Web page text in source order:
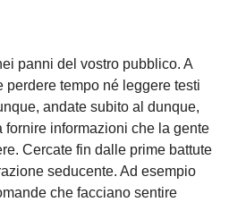
panni del vostro pubblico. A
perdere tempo né leggere testi
andate subito al dunque,
fornire informazioni che la gente
Cercate fin dalle prime battute
seducente. Ad esempio
che facciano sentire